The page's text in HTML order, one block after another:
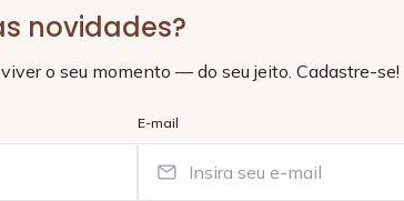
novidades?
o seu momento — do seu jeito. Cadastre-se!
E-mail